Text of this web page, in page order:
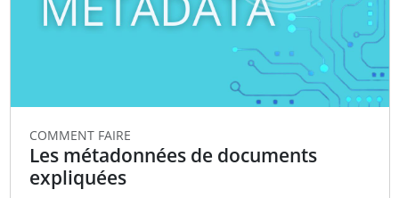
COMMENT FAIRE
Les métadonnées de documents
expliquées